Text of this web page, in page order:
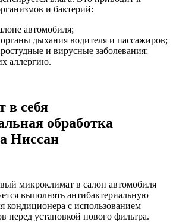
и бактерий:
автомобиля;
дыхания водителя и пассажиров;
и вирусные заболевания;
аллергию.
в себя
обработка
Ниссан
микроклимат в салон автомобиля
выполнять антибактериальную
кондиционера с использованием
перед установкой нового фильтра.